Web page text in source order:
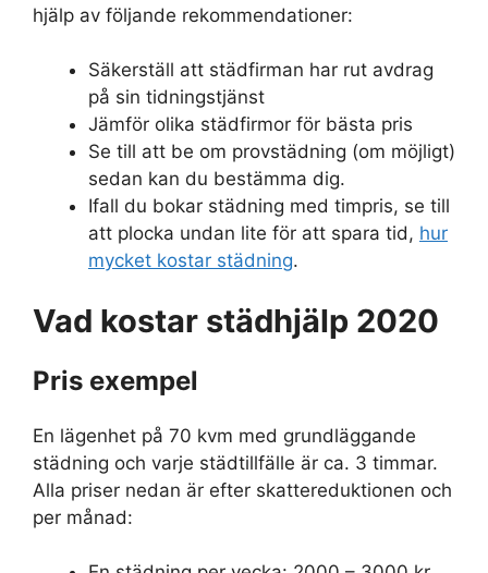
hjälp av följande rekommendationer:
Säkerställ att städfirman har rut avdrag
på sin tidningstjänst
Jämför olika städfirmor för bästa pris
Se till att be om provstädning (om möjligt)
sedan kan du bestämma dig.
Ifall du bokar städning med timpris, se till
att plocka undan lite för att spara tid, hur
mycket kostar städning.
Vad kostar städhjälp 2020
Pris exempel
En lägenhet på 70 kvm med grundläggande
städning och varje städtillfälle är ca. 3 timmar.
Alla priser nedan är efter skattereduktionen och
per månad: